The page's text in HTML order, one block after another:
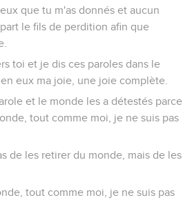
que tu m'as donnés et aucun
le fils de perdition afin que
toi et je dis ces paroles dans le
eux ma joie, une joie complète.
et le monde les a détestés parce
tout comme moi, je ne suis pas
de les retirer du monde, mais de les
tout comme moi, je ne suis pas